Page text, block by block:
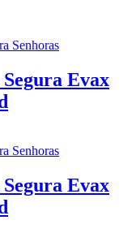
Senhoras
Evax
Senhoras
Evax